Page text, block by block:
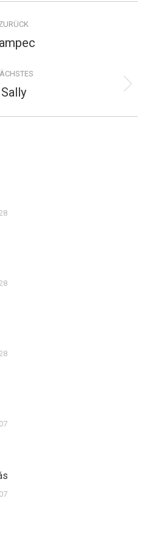
Vorheriger
Nächster
Sally